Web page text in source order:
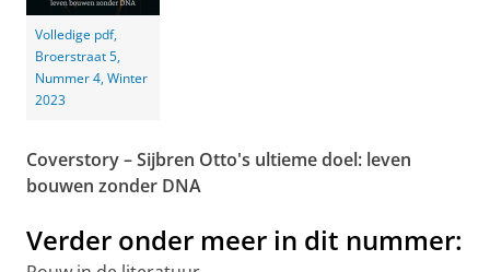
Volledige pdf,
Broerstraat 5,
Nummer 4, Winter
2023
Coverstory – Sijbren Otto's ultieme doel: leven
bouwen zonder DNA
Verder onder meer in dit nummer: